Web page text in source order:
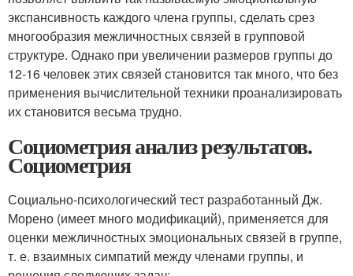
экспансивность каждого члена группы, сделать срез
многообразия межличностных связей в групповой
структуре. Однако при увеличении размеров группы до
12-16 человек этих связей становится так много, что без
применения вычислительной техники проанализировать
их становится весьма трудно.
Социометрия анализ результатов.
Социометрия
Социально-психологический тест разработанный Дж.
Морено (имеет много модификаций), применяется для
оценки межличностных эмоциональных связей в группе,
т. е. взаимных симпатий между членами группы, и